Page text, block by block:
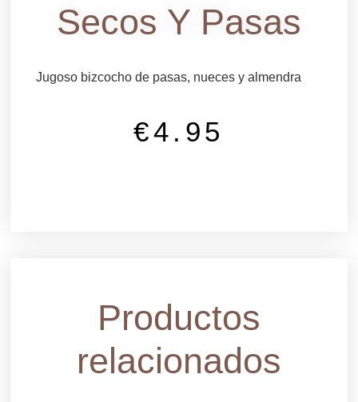
Secos Y Pasas
Jugoso bizcocho de pasas, nueces y almendra
€4.95
Productos
relacionados